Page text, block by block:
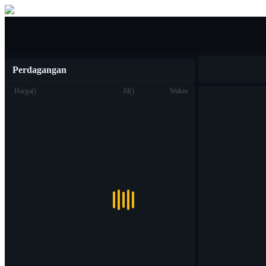
Perdagangan
Harga() Jil () Waktu